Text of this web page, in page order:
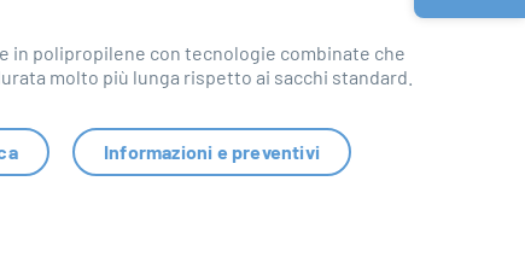
in polipropilene con tecnologie combinate che
molto più lunga rispetto ai sacchi standard.
Informazioni e preventivi